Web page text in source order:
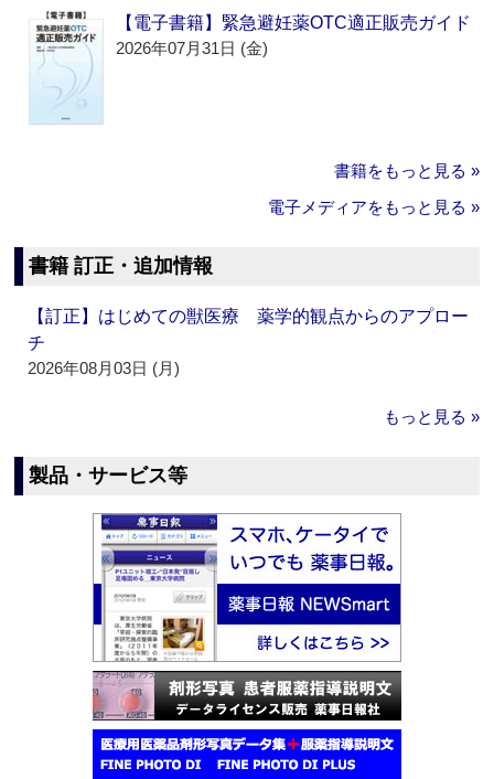
【電子書籍】緊急避妊薬OTC適正販売ガイド
2026年07月31日 (金)
書籍をもっと見る »
電子メディアをもっと見る »
書籍 訂正・追加情報
【訂正】はじめての獣医療 薬学的観点からのアプロー
チ
2026年08月03日 (月)
もっと見る »
製品・サービス等